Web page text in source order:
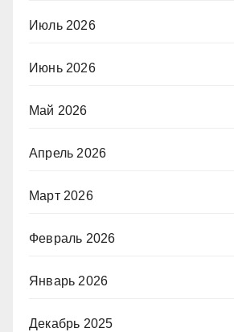
Июль 2026
Июнь 2026
Май 2026
Апрель 2026
Март 2026
Февраль 2026
Январь 2026
Декабрь 2025